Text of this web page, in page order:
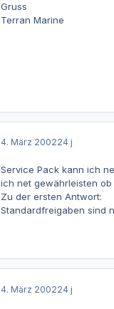
Gruss
Terran Marine
4. März 200224 j
Service Pack kann ich
ich net gewährleisten
Zu der ersten Antwort:
Standardfreigaben sind
4. März 200224 j